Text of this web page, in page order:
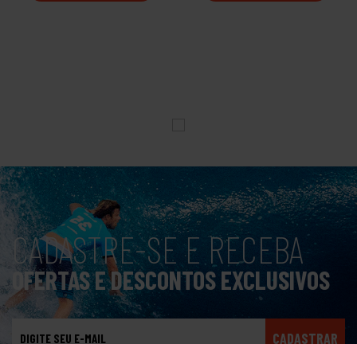
CADASTRE-SE E RECEBA
OFERTAS E DESCONTOS EXCLUSIVOS
CADASTRAR